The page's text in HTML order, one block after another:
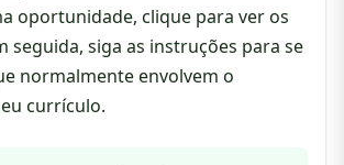
oportunidade, clique para ver os
seguida, siga as instruções para se
normalmente envolvem o
currículo.